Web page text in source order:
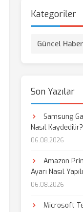
Kategoriler
Güncel
Son Yazılar
Samsung
Nasıl Kaydedilir?
06.08.2026
Amazon
Ayarı Nasıl
06.08.2026
Microsoft